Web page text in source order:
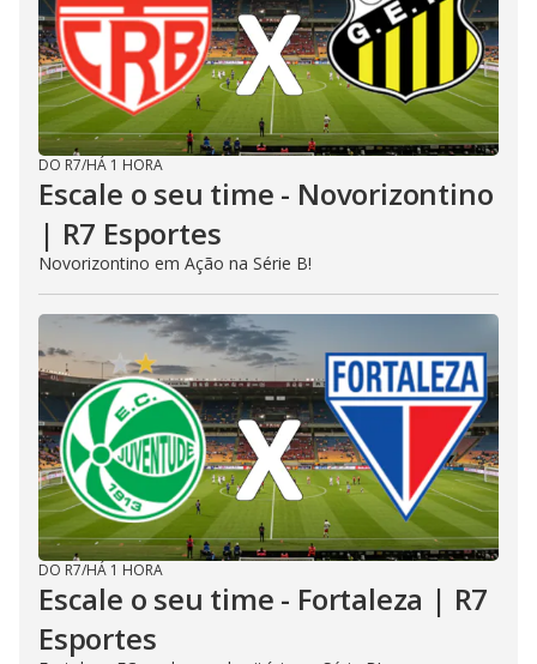
DO R7/HÁ 1 HORA
Escale o seu time - Novorizontino
| R7 Esportes
Novorizontino em Ação na Série B!
DO R7/HÁ 1 HORA
Escale o seu time - Fortaleza | R7
Esportes